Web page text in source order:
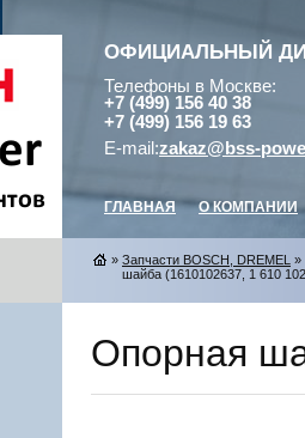
ОФИЦИАЛЬНЫЙ
Телефоны в Москве:
+7 (499) 156 40 38
+7 (499) 156 19 63
E-mail:zakaz@bss-
ГЛАВНАЯ О КОМПАНИИ
» Запчасти BOSCH, DREMEL »
шайба (1610102637, 1 610
Опорная